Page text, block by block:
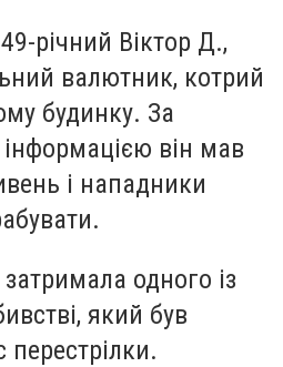
річний Віктор Д.,
валютник, котрий
будинку. За
він мав
і нападники
одного із
який був